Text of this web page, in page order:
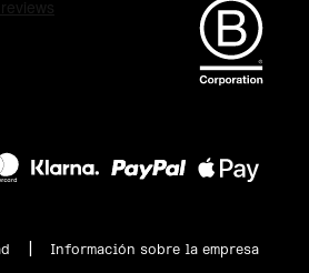
Información sobre la empresa